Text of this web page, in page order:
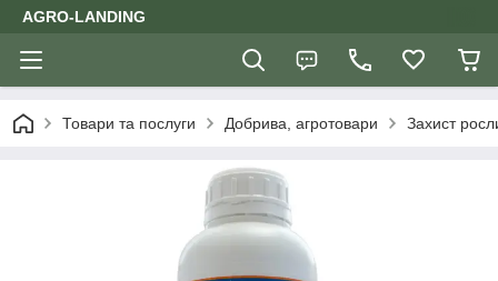
AGRO-LANDING
Товари та послуги Добрива, агротовари Захист